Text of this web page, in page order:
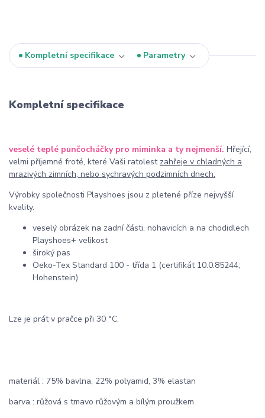
Kompletní specifikace Parametry
Kompletní specifikace
veselé teplé punčocháčky pro miminka a ty nejmenší. Hřející,
velmi příjemné froté, které Vaši ratolest zahřeje v chladných a
mrazivých zimních, nebo sychravých podzimních dnech.
Výrobky společnosti Playshoes jsou z pletené příze nejvyšší
kvality.
veselý obrázek na zadní části, nohavicích a na chodidlech
Playshoes+ velikost
široký pas
Oeko-Tex Standard 100 - třída 1 (certifikát 10.0.85244;
Hohenstein)
Lze je prát v pračce při 30 °C.
materiál : 75% bavlna, 22% polyamid, 3% elastan
barva : růžová s tmavo růžovým a bílým proužkem